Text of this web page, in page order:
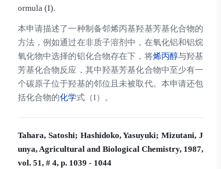
ormula (I).
本申请描述了一种制备邻烯丙基羟基芳基化合物的
方法，例如通过在非质子溶剂中，在氧化铝和铝烷
氧化物中选择的铝化合物存在下，将烯丙醇与羟基
芳基化合物反应，其中羟基芳基化合物中至少有一
个碳原子位于羟基的邻位且未被取代。本申请还包
括化合物的化学式（I）。
Tahara, Satoshi; Hashidoko, Yasuyuki; Mizutani, J
unya, Agricultural and Biological Chemistry, 1987,
vol. 51, # 4, p. 1039 - 1044